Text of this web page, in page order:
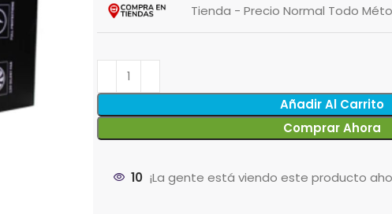
Tienda - Precio Normal Todo
Añadir Al Carrito
Comprar Ahora
10 ¡La gente está viendo este producto